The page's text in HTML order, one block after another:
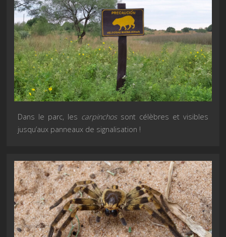
Dans le parc, les carpinchossont célèbres et visibles
jusqu’aux panneaux de signalisation !